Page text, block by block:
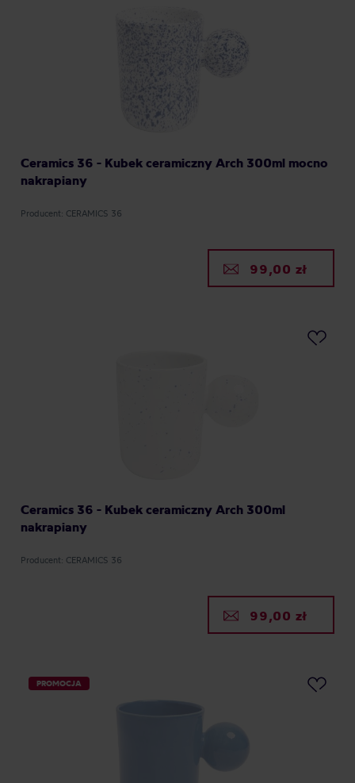
Ceramics 36 - Kubek ceramiczny Arch 300ml mocno
nakrapiany
Producent: CERAMICS 36
99,00 zł
Ceramics 36 - Kubek ceramiczny Arch 300ml
nakrapiany
Producent: CERAMICS 36
99,00 zł
PROMOCJA